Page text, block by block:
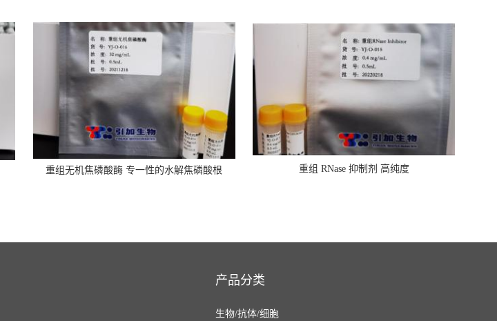
重组无机焦磷酸酶 专一性的水解焦磷酸根 重组 RNase 抑制剂 高纯度
产品分类
生物/抗体/细胞